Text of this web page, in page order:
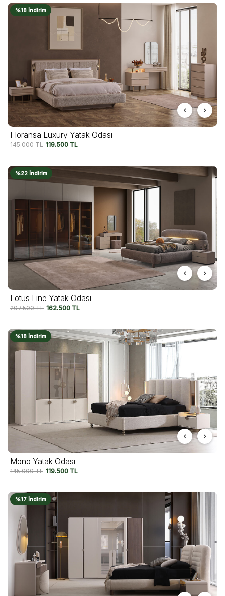
%18 İndirim
Floransa Luxury Yatak Odası
145.000TL 119.500 TL
%22 İndirim
Lotus Line Yatak Odası
207.500TL 162.500 TL
%18 İndirim
Mono Yatak Odası
145.000TL 119.500 TL
%17 İndirim